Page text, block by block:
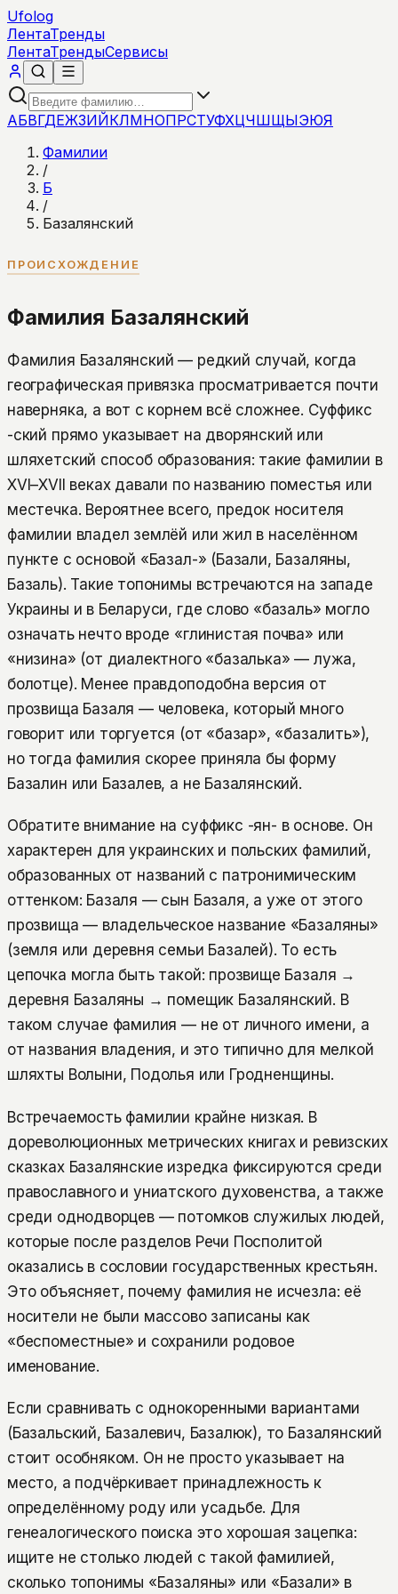
Ufolog
ЛентаТренды
ЛентаТрендыСервисы
АБВГДЕЖЗИЙКЛМНОПРСТУФХЦЧШЩЫЭЮЯ
Фамилии
/
Б
/
Базалянский
ПРОИСХОЖДЕНИЕ
Фамилия Базалянский
Фамилия Базалянский — редкий случай, когда
географическая привязка просматривается почти
наверняка, а вот с корнем всё сложнее. Суффикс
-ский прямо указывает на дворянский или
шляхетский способ образования: такие фамилии в
XVI–XVII веках давали по названию поместья или
местечка. Вероятнее всего, предок носителя
фамилии владел землёй или жил в населённом
пункте с основой «Базал-» (Базали, Базаляны,
Базаль). Такие топонимы встречаются на западе
Украины и в Беларуси, где слово «базаль» могло
означать нечто вроде «глинистая почва» или
«низина» (от диалектного «базалька» — лужа,
болотце). Менее правдоподобна версия от
прозвища Базаля — человека, который много
говорит или торгуется (от «базар», «базалить»),
но тогда фамилия скорее приняла бы форму
Базалин или Базалев, а не Базалянский.
Обратите внимание на суффикс -ян- в основе. Он
характерен для украинских и польских фамилий,
образованных от названий с патронимическим
оттенком: Базаля — сын Базаля, а уже от этого
прозвища — владельческое название «Базаляны»
(земля или деревня семьи Базалей). То есть
цепочка могла быть такой: прозвище Базаля →
деревня Базаляны → помещик Базалянский. В
таком случае фамилия — не от личного имени, а
от названия владения, и это типично для мелкой
шляхты Волыни, Подолья или Гродненщины.
Встречаемость фамилии крайне низкая. В
дореволюционных метрических книгах и ревизских
сказках Базалянские изредка фиксируются среди
православного и униатского духовенства, а также
среди однодворцев — потомков служилых людей,
которые после разделов Речи Посполитой
оказались в сословии государственных крестьян.
Это объясняет, почему фамилия не исчезла: её
носители не были массово записаны как
«беспоместные» и сохранили родовое
именование.
Если сравнивать с однокоренными вариантами
(Базальский, Базалевич, Базалюк), то Базалянский
стоит особняком. Он не просто указывает на
место, а подчёркивает принадлежность к
определённому роду или усадьбе. Для
генеалогического поиска это хорошая зацепка:
ищите не столько людей с такой фамилией,
сколько топонимы «Базаляны» или «Базали» в